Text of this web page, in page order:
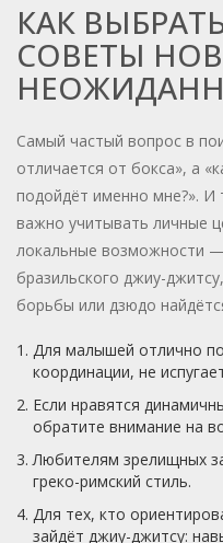
КАК
СОВЕТЫ
Самый частый вопрос в
отличается от бокса», а
подойдёт именно мне?». И
важно учитывать личные
локальные возможности
бразильского джиу-
борьбы или дзюдо
Для малышей отлично
координации, не
Если нравятся
обратите внимание на
Любителям зрелищных
греко-римский стиль.
Для тех, кто
зайдёт джиу-джитсу: